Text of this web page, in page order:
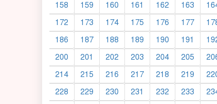
158
159 160 161 162 163
172
173 174 175 176 177
186
187 188 189 190 191
200
201 202 203 204 205
214
215 216 217 218 219
228
229 230 231 232 233